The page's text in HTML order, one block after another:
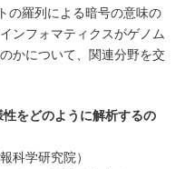
の羅列による暗号の意味の
ンフォマティクスがゲノム
かについて、関連分野を交
をどのように解析するの
科学研究院）